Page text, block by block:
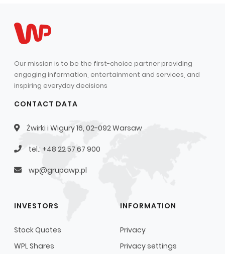
Our mission is to be the first-choice partner providing
engaging information, entertainment and services, and
inspiring everyday decisions
CONTACT DATA
Żwirki i Wigury 16, 02-092 Warsaw
tel.: +48 22 57 67 900
wp@grupawp.pl
INVESTORS
Stock Quotes
WPL Shares
INFORMATION
Privacy
Privacy settings